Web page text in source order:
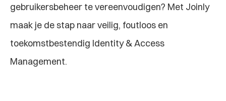
gebruikersbeheer te vereenvoudigen? Met Joinly
maak je de stap naar veilig, foutloos en
toekomstbestendig Identity & Access
Management.